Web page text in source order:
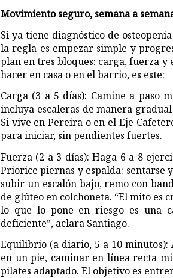
Movimiento seguro, semana a
Si ya tiene diagnóstico de
la regla es empezar simple y
plan en tres bloques: carga, fuerza
hacer en casa o en el barrio, es este:
Carga (3 a 5 días): Camine a paso
incluya escaleras de manera
Si vive en Pereira o en el Eje
para iniciar, sin pendientes fuertes.
Fuerza (2 a 3 días): Haga 6 a 8
Priorice piernas y espalda: sentarse
subir un escalón bajo, remo con
de glúteo en colchoneta. “El mito es
lo que lo pone en riesgo es una
deficiente”, aclara Santiago.
Equilibrio (a diario, 5 a 10 minutos):
en un pie, caminar en línea recta
pilates adaptado. El objetivo es